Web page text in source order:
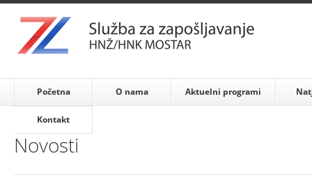
Početna O nama Aktuelni programi
Kontakt
Novosti